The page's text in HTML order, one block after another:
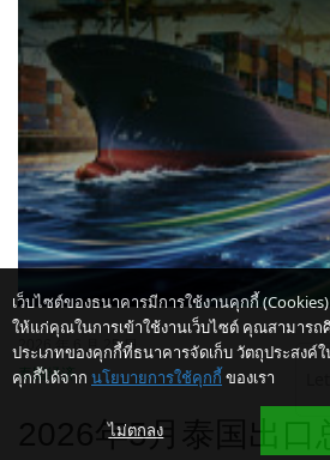
2026 年 6 月 25 日
泰国经济
2026年5月泰国出口
เว็บไซต์ของธนาคารมีการใช้งานคุกกี้
ให้แก่คุณในการเข้าใช้งานเว็บไซต์ คุณสามารถ
ประเภทของคุกกี้ที่ธนาคารจัดเก็บ วัตถุประสงค์
คุกกี้ได้จาก นโยบายการใช้คุกกี้ ของเรา
ไม่ตกลง